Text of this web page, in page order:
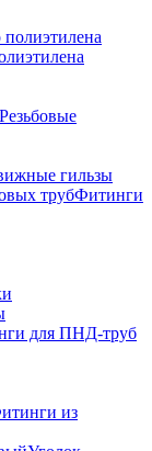
Резьбовые
гильзы
Фитинги
для ПНД-труб
из